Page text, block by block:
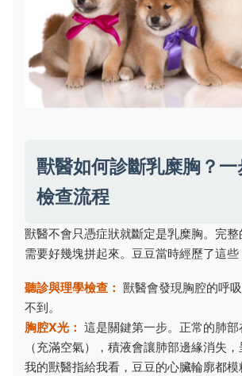
獸醫如何診斷乳糜胸？
檢查流程
獸醫不會只憑症狀就斷定是乳糜胸。完整
需要好幾塊拼起來。豆豆當時經歷了這些
聽診與理學檢查： 獸醫會發現胸腔的呼
不到。
胸腔X光： 這是關鍵第一步。正常的肺
（充滿空氣），積液會讓肺部邊緣消失，
我的獸醫指給我看，豆豆的心臟輪廓都模